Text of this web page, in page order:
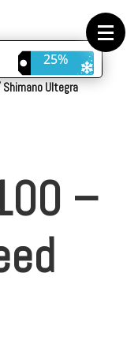
25%
Shimano Ultegra
–